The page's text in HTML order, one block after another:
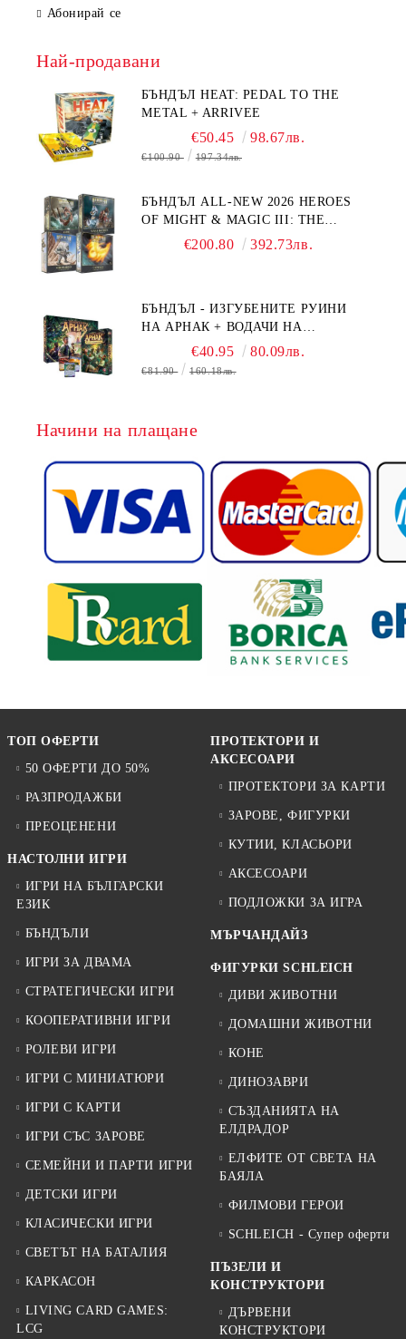
Абонирай се
Най-продавани
БЪНДЪЛ HEAT: PEDAL TO THE
METAL + ARRIVEE
€50.45 98.67лв.
€100.90 197.34лв.
БЪНДЪЛ ALL-NEW 2026 HEROES
OF MIGHT & MAGIC III: THE
BOARD GAME EXPANSIONS -
€200.80 392.73лв.
БЪНДЪЛ - ИЗГУБЕНИТЕ РУИНИ
НА АРНАК + ВОДАЧИ НА
ЕКСПЕДИЦИИ + ПРОМО КАРТИ
БЕЗПЛАТНО
€40.95 80.09лв.
€81.90 160.18лв.
Начини на плащане
ТОП ОФЕРТИ
50 ОФЕРТИ ДО 50%
РАЗПРОДАЖБИ
ПРЕОЦЕНЕНИ
НАСТОЛНИ ИГРИ
ИГРИ НА БЪЛГАРСКИ
ЕЗИК
БЪНДЪЛИ
ИГРИ ЗА ДВАМА
СТРАТЕГИЧЕСКИ ИГРИ
КООПЕРАТИВНИ ИГРИ
РОЛЕВИ ИГРИ
ИГРИ С МИНИАТЮРИ
ИГРИ С КАРТИ
ИГРИ СЪС ЗАРОВЕ
СЕМЕЙНИ И ПАРТИ ИГРИ
ДЕТСКИ ИГРИ
КЛАСИЧЕСКИ ИГРИ
СВЕТЪТ НА БАТАЛИЯ
КАРКАСОН
LIVING CARD GAMES:
LCG
ПРОТЕКТОРИ И
АКСЕСОАРИ
ПРОТЕКТОРИ ЗА КАРТИ
ЗАРОВЕ, ФИГУРКИ
КУТИИ, КЛАСЬОРИ
АКСЕСОАРИ
ПОДЛОЖКИ ЗА ИГРА
МЪРЧАНДАЙЗ
ФИГУРКИ SCHLEICH
ДИВИ ЖИВОТНИ
ДОМАШНИ ЖИВОТНИ
КОНЕ
ДИНОЗАВРИ
СЪЗДАНИЯТА НА
ЕЛДРАДОР
ЕЛФИТЕ ОТ СВЕТА НА
БАЯЛА
ФИЛМОВИ ГЕРОИ
SCHLEICH - Супер оферти
ПЪЗЕЛИ И
КОНСТРУКТОРИ
ДЪРВЕНИ
КОНСТРУКТОРИ